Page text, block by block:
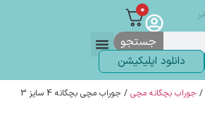
0
جستجو
دانلود اپلیکیشن
/ جوراب بچگانه مچی
/ جوراب مچی بچگانه 4 سایز 3